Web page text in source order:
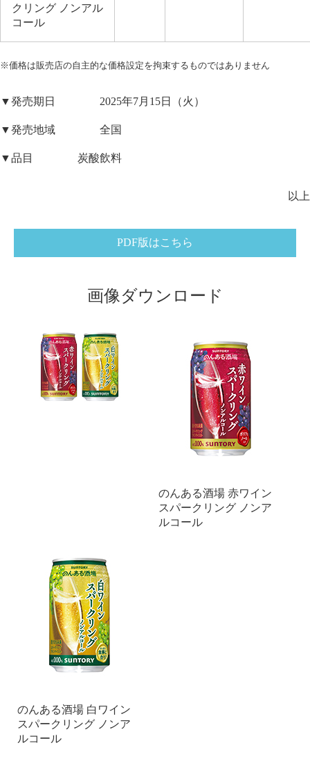
クリング ノンアル
コール
※価格は販売店の自主的な価格設定を拘束するものではありません
▼発売期日 2025年7月15日（火）
▼発売地域 全国
▼品目 炭酸飲料
以上
PDF版はこちら
画像ダウンロード
のんある酒場 赤ワイン
スパークリング ノンア
ルコール
のんある酒場 白ワイン
スパークリング ノンア
ルコール